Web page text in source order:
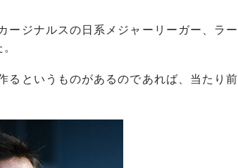
ジナルスの日系メジャーリーガー、ラー
るというものがあるのであれば、当たり前